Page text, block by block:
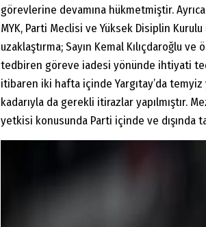
görevlerine devamına hükmetmiştir.
MYK, Parti Meclisi ve Yüksek Disiplin
uzaklaştırma; Sayın Kemal Kılıçdaroğlu
tedbiren göreve iadesi yönünde ihtiyati
itibaren iki hafta içinde Yargıtay’da temyiz
kadarıyla da gerekli itirazlar yapılmıştır.
yetkisi konusunda Parti içinde ve dışında